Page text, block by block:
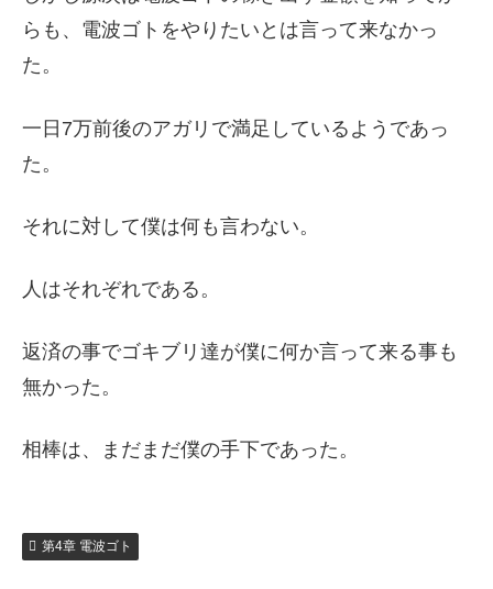
らも、電波ゴトをやりたいとは言って来なかっ
た。
一日7万前後のアガリで満足しているようであっ
た。
それに対して僕は何も言わない。
人はそれぞれである。
返済の事でゴキブリ達が僕に何か言って来る事も
無かった。
相棒は、まだまだ僕の手下であった。
第4章 電波ゴト